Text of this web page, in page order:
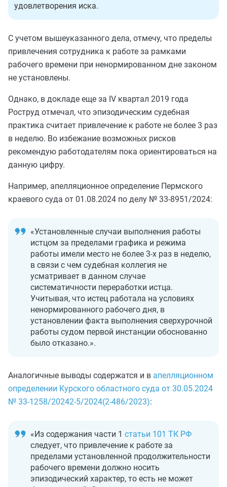
удовлетворения иска.
С учетом вышеуказанного дела, отмечу, что пределы
привлечения сотрудника к работе за рамками
рабочего времени при ненормированном дне законом
не установлены.
Однако, в докладе еще за IV квартал 2019 года
Роструд отмечал, что эпизодическим судебная
практика считает привлечение к работе не более 3 раз
в неделю. Во избежание возможных рисков
рекомендую работодателям пока ориентироваться на
данную цифру.
Например, апелляционное определение Пермского
краевого суда от 01.08.2024 по делу № 33-8951/2024:
«Установленные случаи выполнения работы
истцом за пределами графика и режима
работы имели место не более 3-х раз в неделю,
в связи с чем судебная коллегия не
усматривает в данном случае
систематичности переработки истца.
Учитывая, что истец работала на условиях
ненормированного рабочего дня, в
установлении факта выполнения сверхурочной
работы судом первой инстанции обоснованно
было отказано.».
Аналогичные выводы содержатся и в апелляционном
определении Курского областного суда от 30.05.2024
№ 33-1258/20242-5/2024(2-486/2023):
«Из содержания части 1 статьи 101 ТК РФ
следует, что привлечение к работе за
пределами установленной продолжительности
рабочего времени должно носить
эпизодический характер, то есть не может